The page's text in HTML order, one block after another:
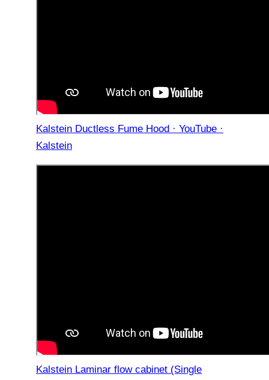
Kalstein Ductless Fume Hood · YouTube ·
Kalstein
Kalstein Laminar flow cabinet (Single